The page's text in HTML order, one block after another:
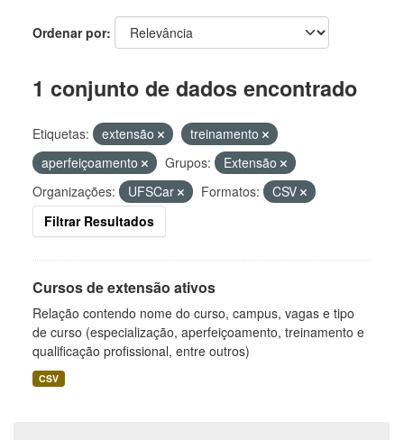
Ordenar por
1 conjunto de dados encontrado
Etiquetas: extensão
treinamento
aperfeiçoamento
Grupos:
Extensão
Organizações:
UFSCar Formatos:
CSV
Filtrar Resultados
Cursos de extensão ativos
Relação contendo nome do curso, campus, vagas e tipo
de curso (especialização, aperfeiçoamento, treinamento e
qualificação profissional, entre outros)
CSV